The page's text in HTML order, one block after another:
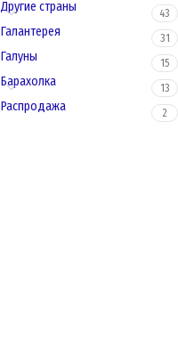
Другие страны 43
Галантерея 31
Галуны 15
Барахолка 13
Распродажа 2